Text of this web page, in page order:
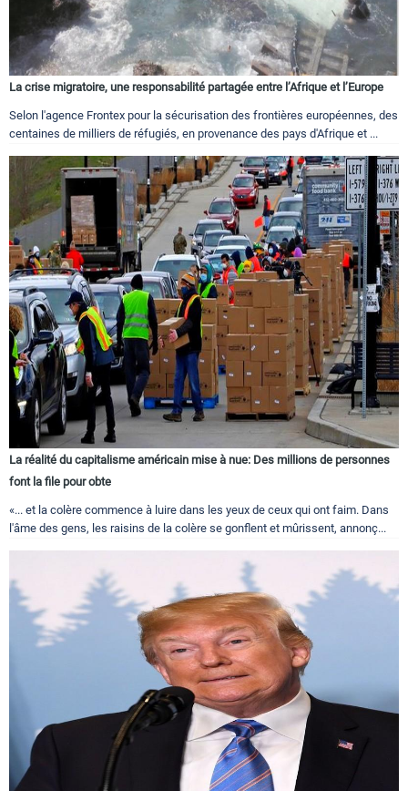
La crise migratoire, une responsabilité partagée entre l’Afrique et l’Europe
Selon l'agence Frontex pour la sécurisation des frontières européennes, des
centaines de milliers de réfugiés, en provenance des pays d'Afrique et ...
La réalité du capitalisme américain mise à nue: Des millions de personnes
font la file pour obte
«... et la colère commence à luire dans les yeux de ceux qui ont faim. Dans
l'âme des gens, les raisins de la colère se gonflent et mûrissent, annonç...